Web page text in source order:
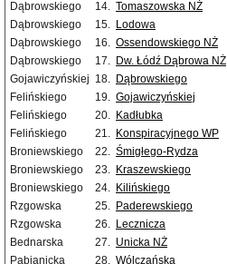
Dąbrowskiego
14. Tomaszowska NŻ
Dąbrowskiego
15. Lodowa
Dąbrowskiego
16. Ossendowskiego NŻ
Dąbrowskiego
17. Dw. Łódź Dąbrowa NŻ
Gojawiczyńskiej 18. Dąbrowskiego
Felińskiego
19. Gojawiczyńskiej
Felińskiego
20. Kadłubka
Felińskiego
21. Konspiracyjnego WP
Broniewskiego
22. Śmigłego-Rydza
Broniewskiego
23. Kraszewskiego
Broniewskiego
24. Kilińskiego
Rzgowska
25. Paderewskiego
Rzgowska
26. Lecznicza
Bednarska
27. Unicka NŻ
Pabianicka
28. Wólczańska